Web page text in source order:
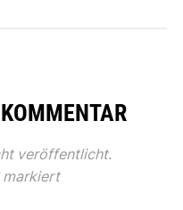
veröffentlicht.